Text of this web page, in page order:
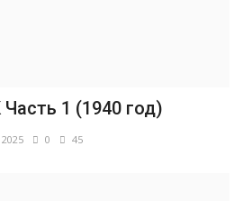
1 (1940 год)
0 45